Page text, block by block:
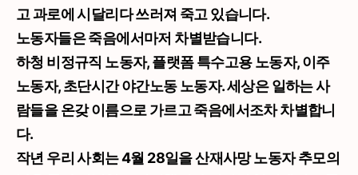
고 과로에 시달리다 쓰러져 죽고 있습니다.
노동자들은 죽음에서마저 차별받습니다.
하청 비정규직 노동자, 플랫폼 특수고용 노동자, 이주
노동자, 초단시간 야간노동 노동자. 세상은 일하는 사
람들을 온갖 이름으로 가르고 죽음에서조차 차별합니
다.
작년 우리 사회는 4월 28일을 산재사망 노동자 추모의